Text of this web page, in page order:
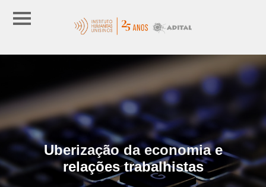
Uberização da economia e
relações trabalhistas